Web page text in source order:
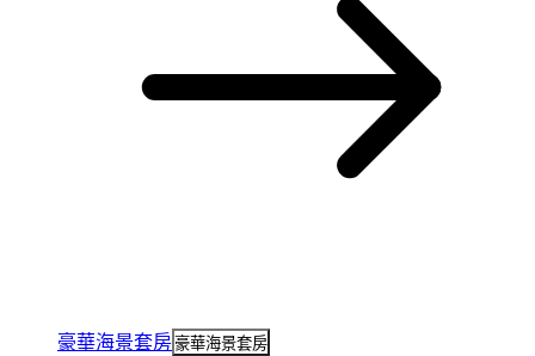
豪華海景套房 豪華海景套房